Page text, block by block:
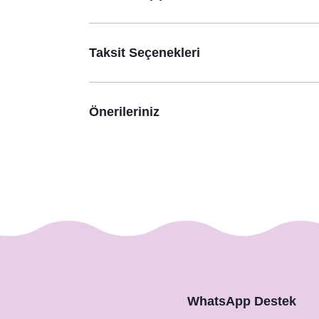
Taksit Seçenekleri
Önerileriniz
WhatsApp Destek